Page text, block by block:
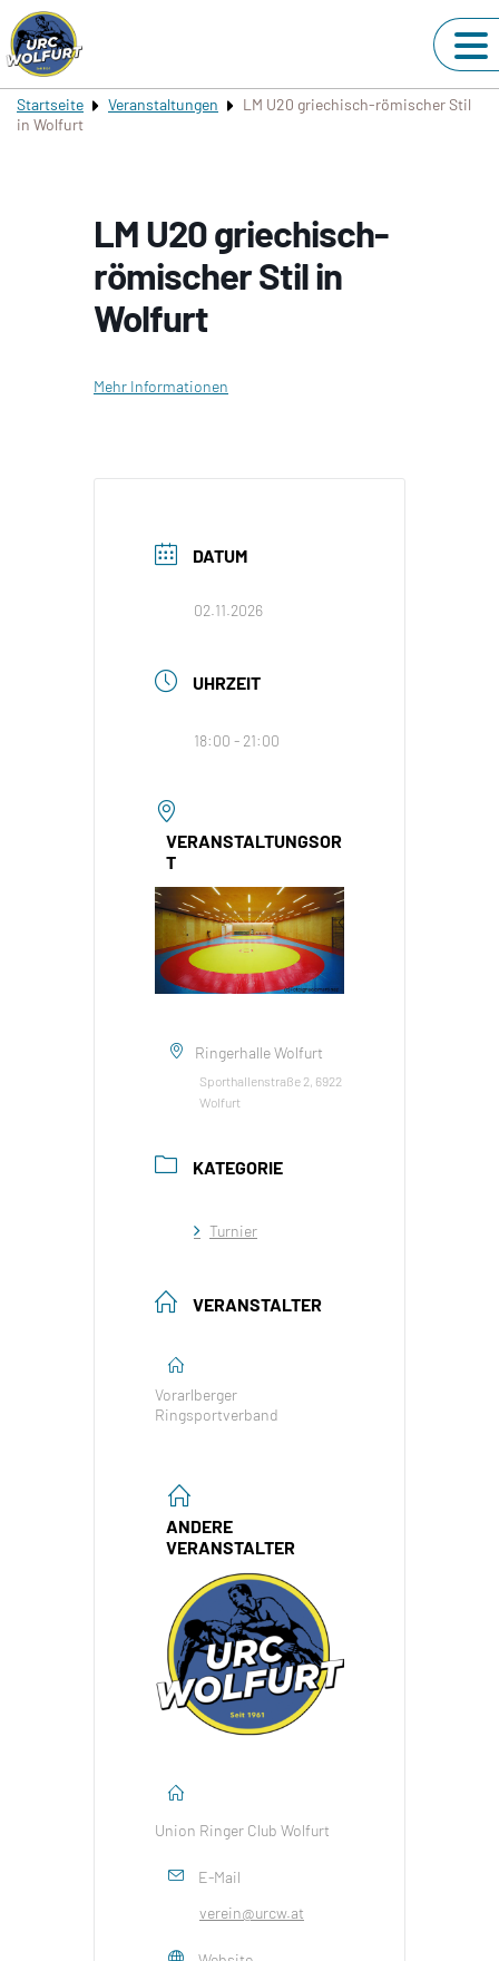
Startseite Veranstaltungen
LM U20 griechisch-römischer Stil
in Wolfurt
LM U20 griechisch-
römischer Stil in
Wolfurt
Mehr Informationen
DATUM
02.11.2026
UHRZEIT
18:00 - 21:00
VERANSTALTUNGSOR
T
Ringerhalle Wolfurt
Sporthallenstraße 2, 6922
Wolfurt
KATEGORIE
Turnier
VERANSTALTER
Vorarlberger
Ringsportverband
ANDERE
VERANSTALTER
Union Ringer Club Wolfurt
E-Mail
verein@urcw.at